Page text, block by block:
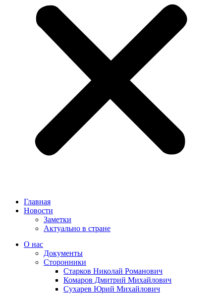
Главная
Новости
Заметки
Актуально в стране
О нас
Документы
Сторонники
Старков Николай Романович
Комаров Дмитрий Михайлович
Сухарев Юрий Михайлович